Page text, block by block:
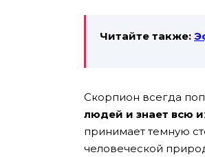
Читайте также:
Скорпион всегда
людей и знает всю
принимает темную
человеческой